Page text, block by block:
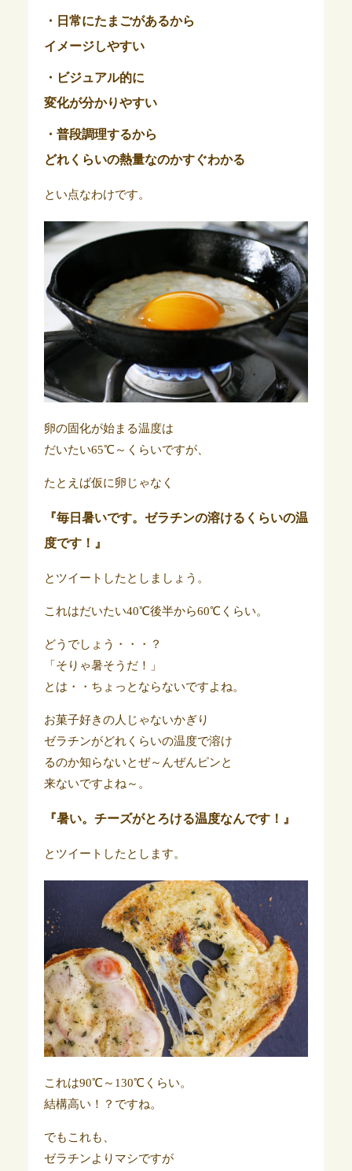
・日常にたまごがあるから
イメージしやすい
・ビジュアル的に
変化が分かりやすい
・普段調理するから
どれくらいの熱量なのかすぐわかる
とい点なわけです。
卵の固化が始まる温度は
だいたい65℃～くらいですが、
たとえば仮に卵じゃなく
『毎日暑いです。 ゼラチンの溶ける くらいの温
度です！』
とツイートしたとしましょう。
これはだいたい40℃後半から60℃くらい。
どうでしょう・・・？
「そりゃ暑そうだ！」
とは・・ちょっとならないですよね。
お菓子好きの人じゃないかぎり
ゼラチンがどれくらいの温度で溶け
るのか知らないとぜ～んぜんピンと
来ないですよね～。
『暑い。チーズがとろける温度なんです！』
とツイートしたとします。
これは90℃～130℃くらい。
結構高い！？ですね。
でもこれも、
ゼラチンよりマシですが